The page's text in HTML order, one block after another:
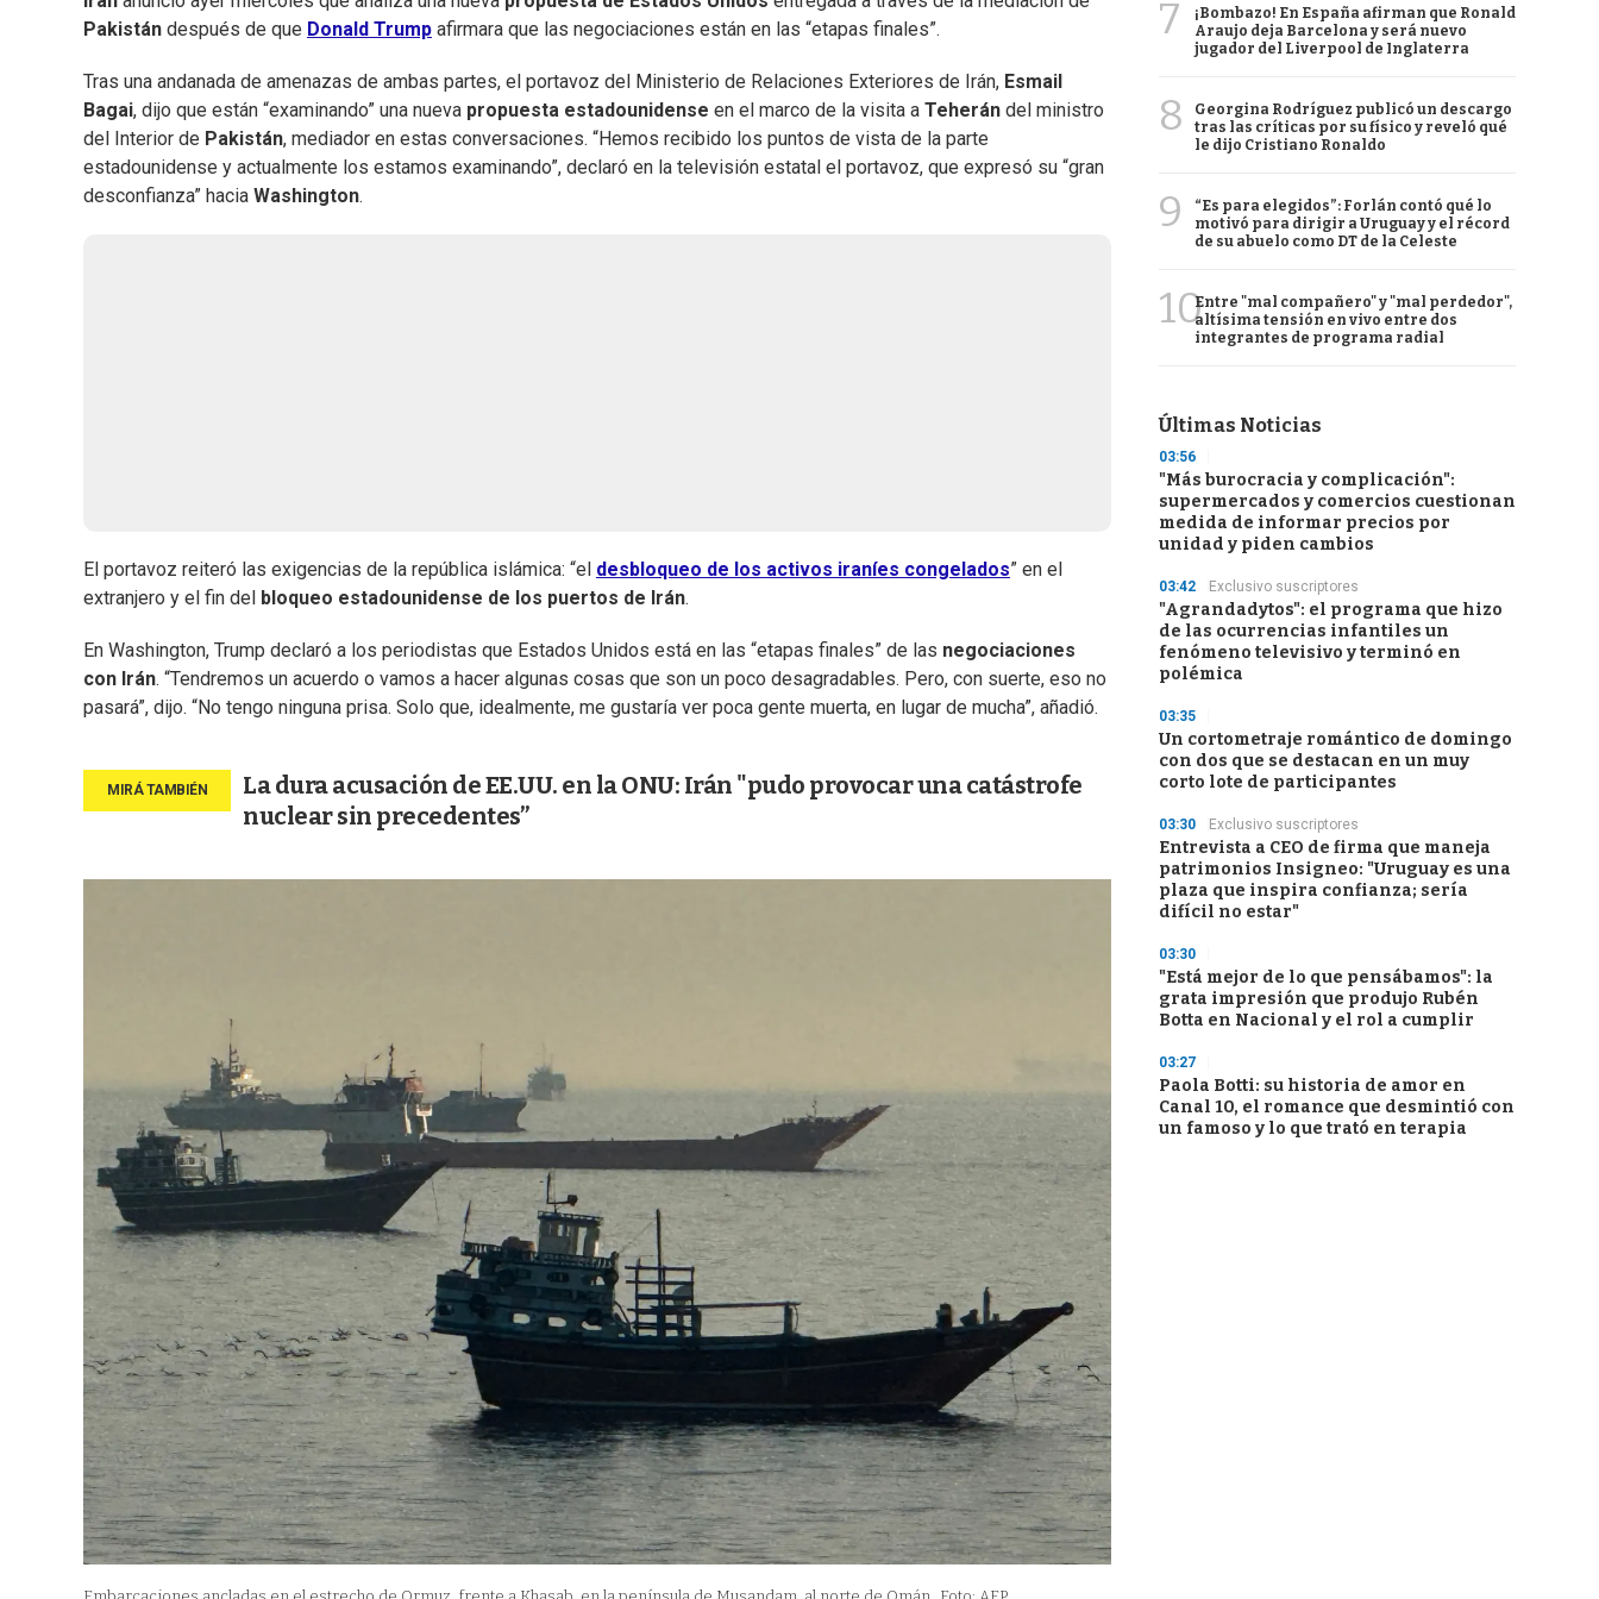
Pakistán después de que Donald Trump afirmara que las negociaciones están en las “etapas finales”.
Tras una andanada de amenazas de ambas partes, el portavoz del Ministerio de Relaciones Exteriores de Irán, Esmail
Bagai, dijo que están “examinando” una nueva propuesta estadounidense en el marco de la visita a Teherán del ministro
del Interior de Pakistán, mediador en estas conversaciones. “Hemos recibido los puntos de vista de la parte
estadounidense y actualmente los estamos examinando”, declaró en la televisión estatal el portavoz, que expresó su “gran
desconfianza” hacia Washington.
El portavoz reiteró las exigencias de la república islámica: “el desbloqueo de los activos iraníes congelados” en el
extranjero y el fin del
bloqueo estadounidense de los puertos de Irán.
En Washington, Trump declaró a los periodistas que Estados Unidos está en las “etapas finales” de las negociaciones
con Irán. “Tendremos un acuerdo o vamos a hacer algunas cosas que son un poco desagradables. Pero, con suerte, eso no
pasará”, dijo. “No tengo ninguna prisa. Solo que, idealmente, me gustaría ver poca gente muerta, en lugar de mucha”, añadió.
La dura acusación de EE.UU. en la ONU: Irán "pudo provocar una catástrofe
nuclear sin precedentes”
7
¡Bombazo! En España afirman que Ronald
Araujo deja Barcelona y será nuevo
jugador del Liverpool de Inglaterra
8
Georgina Rodríguez publicó un descargo
tras las críticas por su físico y reveló qué
le dijo Cristiano Ronaldo
9
“Es para elegidos”: Forlán contó qué lo
motivó para dirigir a Uruguay y el récord
de su abuelo como DT de la Celeste
10Entre "mal compañero" y "mal perdedor",
altísima tensión en vivo entre dos
integrantes de programa radial
Últimas Noticias
03:56
"Más burocracia y complicación":
supermercados y comercios cuestionan
medida de informar precios por
unidad y piden cambios
03:42 Exclusivo suscriptores
"Agrandadytos": el programa que hizo
de las ocurrencias infantiles un
fenómeno televisivo y terminó en
polémica
03:35
Un cortometraje romántico de domingo
con dos que se destacan en un muy
corto lote de participantes
03:30 Exclusivo suscriptores
Entrevista a CEO de firma que maneja
patrimonios Insigneo: "Uruguay es una
plaza que inspira confianza; sería
difícil no estar"
03:30
"Está mejor de lo que pensábamos": la
grata impresión que produjo Rubén
Botta en Nacional y el rol a cumplir
03:27
Paola Botti: su historia de amor en
Canal 10, el romance que desmintió con
un famoso y lo que trató en terapia